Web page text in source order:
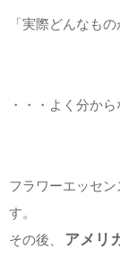
「実際どんなも
・・・よく分から
フラワーエッセ
す。
その後、
アメリ